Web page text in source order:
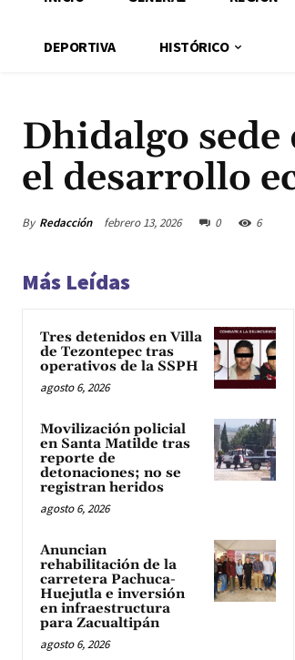
DEPORTIVA HISTÓRICO
Dhidalgo
el desarrollo
By Redacción febrero 13, 2026 0 6
Más Leídas
Tres detenidos en Villa
de Tezontepec tras
operativos de la SSPH
agosto 6, 2026
Movilización policial
en Santa Matilde tras
reporte de
detonaciones; no se
registran heridos
agosto 6, 2026
Anuncian
rehabilitación de la
carretera Pachuca-
Huejutla e inversión
en infraestructura
para Zacualtipán
agosto 6, 2026